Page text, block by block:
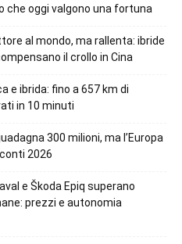
che oggi valgono una fortuna
al mondo, ma rallenta: ibride
il crollo in Cina
e ibrida: fino a 657 km di
in 10 minuti
300 milioni, ma l’Europa
2026
e Škoda Epiq superano
prezzi e autonomia